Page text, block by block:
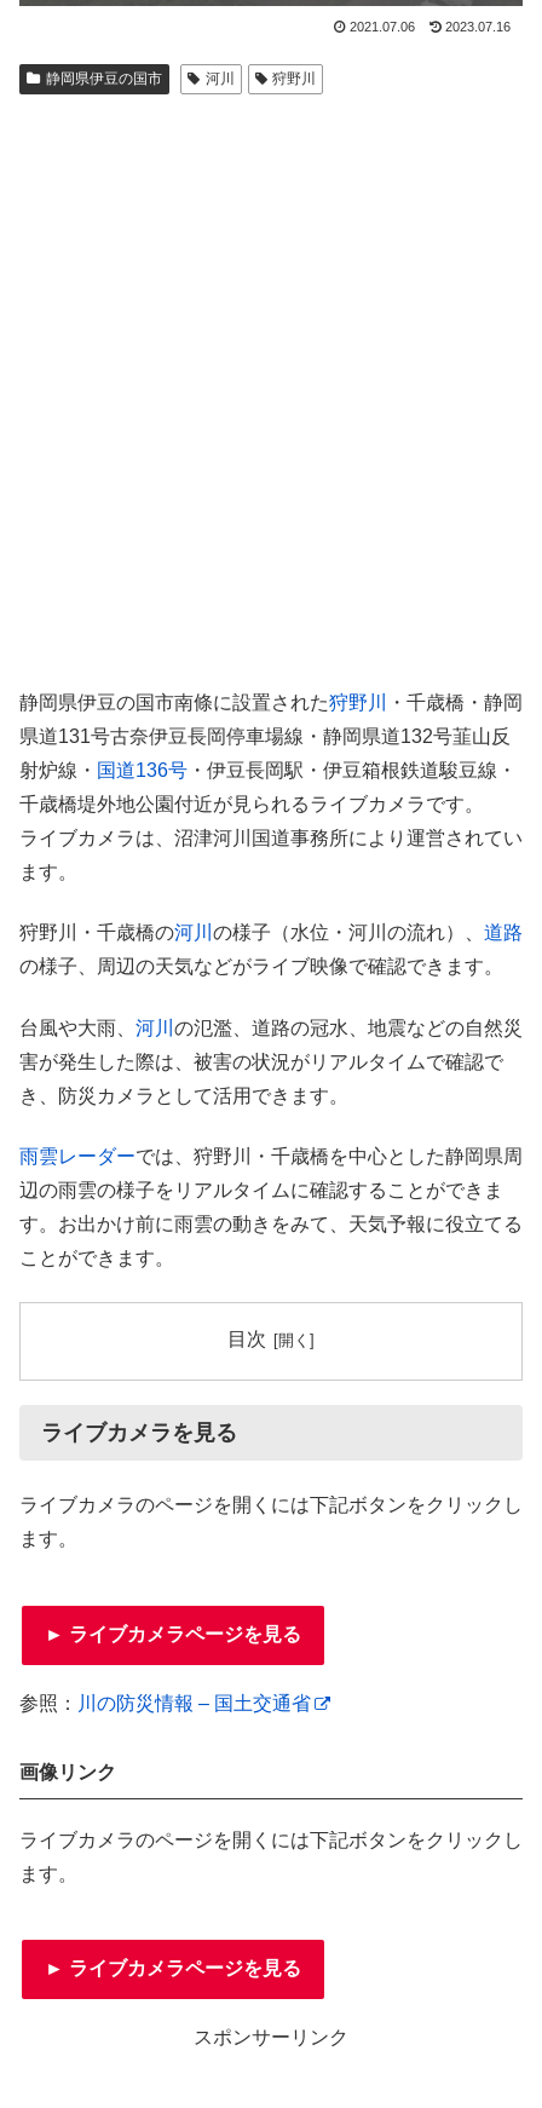
2021.07.06 2023.07.16
静岡県伊豆の国市 河川 狩野川
静岡県伊豆の国市南條に設置された狩野川
・千歳橋・静岡
県道131号古奈伊豆長岡停車場線・静岡県道132号韮山反
射炉線・ 国道136号 ・伊豆長岡駅・伊豆箱根鉄道駿豆線・
千歳橋堤外地公園付近が見られるライブカメラです。
ライブカメラは、沼津河川国道事務所により運営されてい
ます。
狩野川・千歳橋の河川 の様子（水位・河川の流れ）、 道路
の様子、周辺の天気などがライブ映像で確認できます。
台風や大雨、 河川 の氾濫、道路の冠水、地震などの自然災
害が発生した際は、被害の状況がリアルタイムで確認で
き、防災カメラとして活用できます。
雨雲レーダーでは、狩野川・千歳橋を中心とした静岡県周
辺の雨雲の様子をリアルタイムに確認することができま
す。お出かけ前に雨雲の動きをみて、天気予報に役立てる
ことができます。
目次
ライブカメラを見る
ライブカメラのページを開くには下記ボタンをクリックし
ます。
► ライブカメラページを見る
参照： 川の防災情報 – 国土交通省
画像リンク
ライブカメラのページを開くには下記ボタンをクリックし
ます。
► ライブカメラページを見る
スポンサーリンク